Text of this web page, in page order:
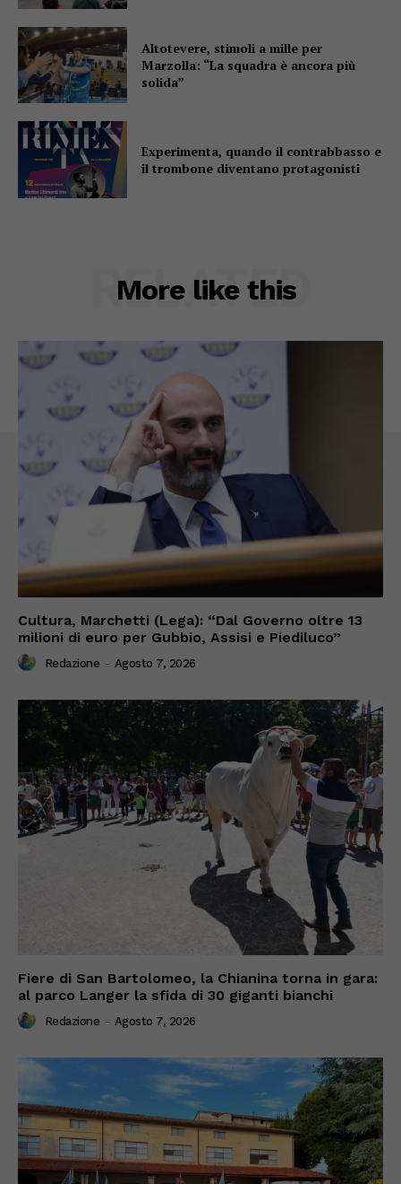
Altotevere, stimoli a mille per
Marzolla: “La squadra è ancora più
solida”
Experimenta, quando il contrabbasso e
il trombone diventano protagonisti
More like this
RELATED
Cultura, Marchetti (Lega): “Dal Governo oltre 13
milioni di euro per Gubbio, Assisi e Piediluco”
Redazione - Agosto 7, 2026
Fiere di San Bartolomeo, la Chianina torna in gara:
al parco Langer la sfida di 30 giganti bianchi
Redazione - Agosto 7, 2026